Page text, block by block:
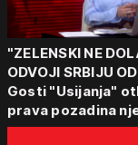
"ZELENSKI NE
ODVOJI SRBIJU
Gosti "Usijanja"
prava pozadina
posete Beogradu